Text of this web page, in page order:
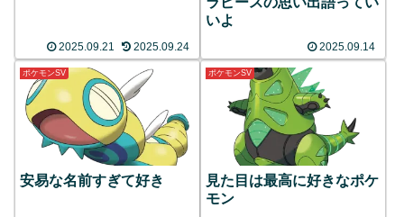
2025.09.21 2025.09.24
いよ
2025.09.14
ポケモンSV
安易な名前すぎて好き
ポケモンSV
見た目は最高に好きなポケ
モン